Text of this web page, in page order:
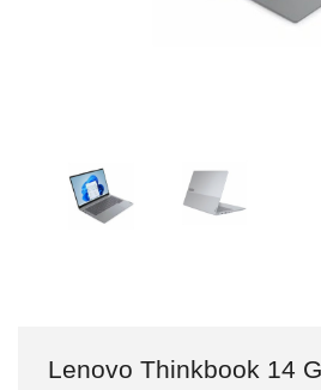
Lenovo Thinkbook 14